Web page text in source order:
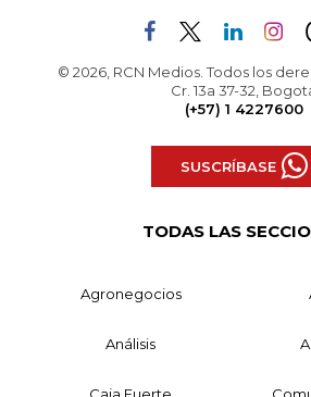
© 2026, RCN Medios. Todos los
Cr. 13a 37-32,
(+57) 1 4227600
SUSCRÍBASE
TODAS LAS
Agronegocios
Análisis